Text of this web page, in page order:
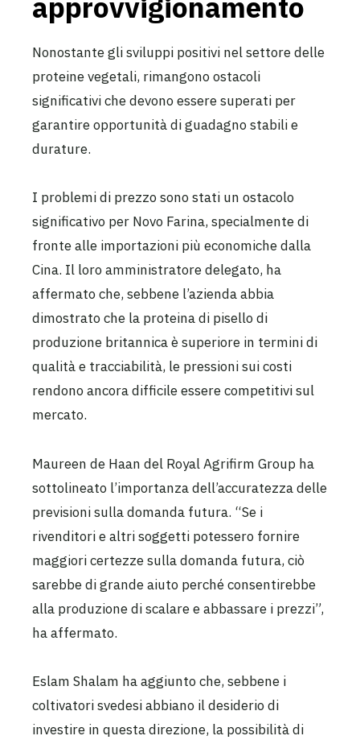
Nonostante gli sviluppi positivi nel settore delle
proteine vegetali, rimangono ostacoli
significativi che devono essere superati per
garantire opportunità di guadagno stabili e
durature.
I problemi di prezzo sono stati un ostacolo
significativo per Novo Farina, specialmente di
fronte alle importazioni più economiche dalla
Cina. Il loro amministratore delegato, ha
affermato che, sebbene l’azienda abbia
dimostrato che la proteina di pisello di
produzione britannica è superiore in termini di
qualità e tracciabilità, le pressioni sui costi
rendono ancora difficile essere competitivi sul
mercato.
Maureen de Haan del Royal Agrifirm Group ha
sottolineato l’importanza dell’accuratezza delle
previsioni sulla domanda futura. “Se i
rivenditori e altri soggetti potessero fornire
maggiori certezze sulla domanda futura, ciò
sarebbe di grande aiuto perché consentirebbe
alla produzione di scalare e abbassare i prezzi”,
ha affermato.
Eslam Shalam ha aggiunto che, sebbene i
coltivatori svedesi abbiano il desiderio di
investire in questa direzione, la possibilità di